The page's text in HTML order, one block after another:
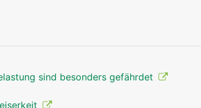
sind besonders gefährdet